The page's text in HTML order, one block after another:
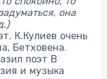
она
К.Кулиев очень
Бетховена.
поэт В
и музыка